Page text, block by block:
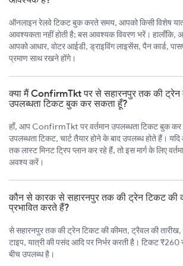
ऑनलाइन रेलवे टिकट बुक करते समय, आपको किसी विशेष
आवश्यकता नहीं होती है; बस आवश्यक विवरण भरें। हालाँकि,
आपको आधार, वोटर आईडी, ड्राइविंग लाइसेंस, पैन कार्ड,
प्रमाण साथ रखने होंगे।
क्या मैं ConfirmTkt पर से सहारनपुर तक की ट्रेन
उपलब्धता टिकट बुक कर सकता हूँ?
हाँ, आप ConfirmTkt पर वर्तमान उपलब्धता टिकट बुक कर
उपलब्धता टिकट, चार्ट तैयार होने के बाद उपलब्ध होते हैं। यदि
तक लास्ट मिनट ट्रिप प्लान कर रहे हैं, तो इस मार्ग के लिए
अवश्य करें।
कौन से कारक से सहारनपुर तक की ट्रेन टिकट की
प्रभावित करते हैं?
से सहारनपुर तक की ट्रेन टिकट की कीमत, ट्रैवल की
टाइप, यात्री की पसंद आदि पर निर्भर करती है। टिकट
बीच उपलब्ध है।